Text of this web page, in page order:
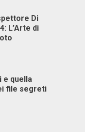
Di
L’Arte di
e quella
file segreti